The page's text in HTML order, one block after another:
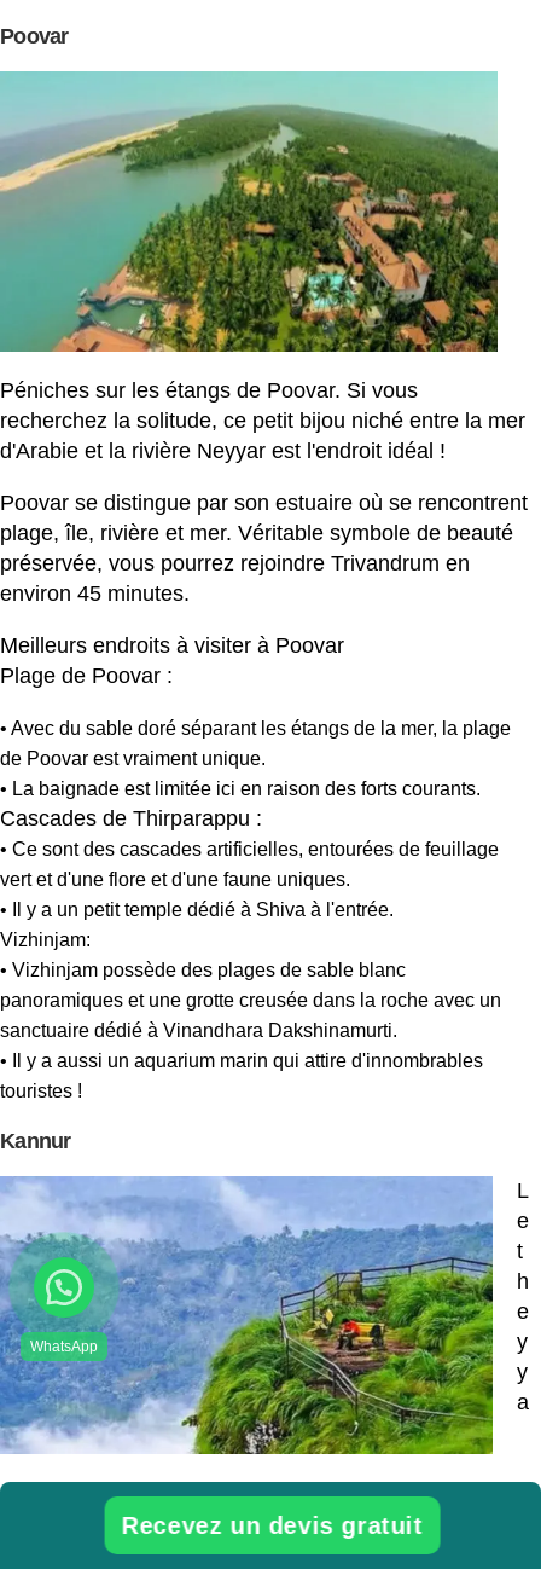
Poovar
Péniches sur les étangs de Poovar. Si vous
recherchez la solitude, ce petit bijou niché entre la mer
d'Arabie et la rivière Neyyar est l'endroit idéal !
Poovar se distingue par son estuaire où se rencontrent
plage, île, rivière et mer. Véritable symbole de beauté
préservée, vous pourrez rejoindre Trivandrum en
environ 45 minutes.
Meilleurs endroits à visiter à Poovar
Plage de Poovar :
• Avec du sable doré séparant les étangs de la mer, la plage
de Poovar est vraiment unique.
• La baignade est limitée ici en raison des forts courants.
Cascades de Thirparappu :
• Ce sont des cascades artificielles, entourées de feuillage
vert et d'une flore et d'une faune uniques.
• Il y a un petit temple dédié à Shiva à l'entrée.
Vizhinjam:
• Vizhinjam possède des plages de sable blanc
panoramiques et une grotte creusée dans la roche avec un
sanctuaire dédié à Vinandhara Dakshinamurti.
• Il y a aussi un aquarium marin qui attire d'innombrables
touristes !
Kannur
L
e
t
h
e
y
y
a
m est une forme d'art populaire à Kannur. Kannur est
surnommée le « Pays des Cadres et des Traditions »
pour son industrie du tissage à la main et sa richesse
Recevez un devis gratuit